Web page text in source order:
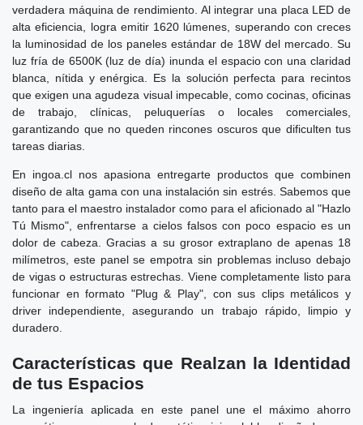
verdadera máquina de rendimiento. Al integrar una placa LED de
alta eficiencia, logra emitir 1620 lúmenes, superando con creces
la luminosidad de los paneles estándar de 18W del mercado. Su
luz fría de 6500K (luz de día) inunda el espacio con una claridad
blanca, nítida y enérgica. Es la solución perfecta para recintos
que exigen una agudeza visual impecable, como cocinas, oficinas
de trabajo, clínicas, peluquerías o locales comerciales,
garantizando que no queden rincones oscuros que dificulten tus
tareas diarias.
En ingoa.cl nos apasiona entregarte productos que combinen
diseño de alta gama con una instalación sin estrés. Sabemos que
tanto para el maestro instalador como para el aficionado al "Hazlo
Tú Mismo", enfrentarse a cielos falsos con poco espacio es un
dolor de cabeza. Gracias a su grosor extraplano de apenas 18
milímetros, este panel se empotra sin problemas incluso debajo
de vigas o estructuras estrechas. Viene completamente listo para
funcionar en formato "Plug & Play", con sus clips metálicos y
driver independiente, asegurando un trabajo rápido, limpio y
duradero.
Características que Realzan la Identidad
de tus Espacios
La ingeniería aplicada en este panel une el máximo ahorro